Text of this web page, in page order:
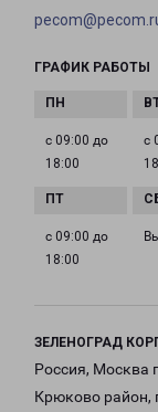
ГРАФИК РАБОТЫ
с 09:00 до
18:00
с
с 09:00 до
18:00
ЗЕЛЕНОГРАД
Россия, Москва
Крюково район,